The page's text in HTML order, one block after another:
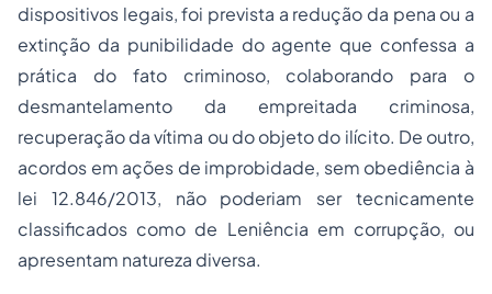
dispositivos legais, foi prevista a redução da pena ou a
extinção da punibilidade do agente que confessa a
prática do fato criminoso, colaborando para o
desmantelamento da empreitada criminosa,
recuperação da vítima ou do objeto do ilícito. De outro,
acordos em ações de improbidade, sem obediência à
lei 12.846/2013, não poderiam ser tecnicamente
classificados como de Leniência em corrupção, ou
apresentam natureza diversa.